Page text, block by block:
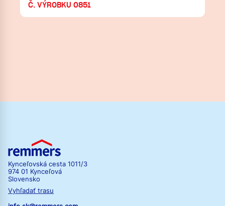
Č. VÝROBKU 0851
Kynceľovská cesta 1011/3
974 01 Kynceľová
Slovensko
Vyhľadať trasu